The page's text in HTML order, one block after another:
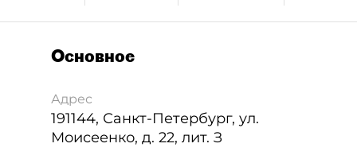
Основное
Адрес
191144, Санкт-Петербург, ул.
Моисеенко, д. 22, лит. З